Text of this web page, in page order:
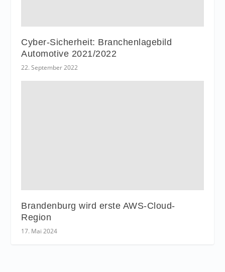
Cyber-Sicherheit: Branchenlagebild
Automotive 2021/2022
22. September 2022
Brandenburg wird erste AWS-Cloud-
Region
17. Mai 2024